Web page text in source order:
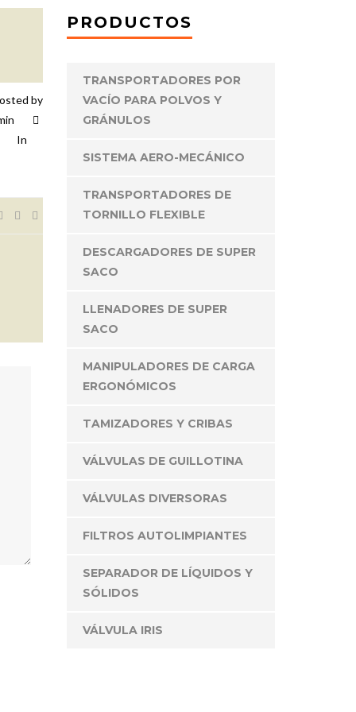
by
In
PRODUCTOS
TRANSPORTADORES POR
VACÍO PARA POLVOS Y
GRÁNULOS
SISTEMA AERO-MECÁNICO
TRANSPORTADORES DE
TORNILLO FLEXIBLE
DESCARGADORES DE SUPER
SACO
LLENADORES DE SUPER
SACO
MANIPULADORES DE CARGA
ERGONÓMICOS
TAMIZADORES Y CRIBAS
VÁLVULAS DE GUILLOTINA
VÁLVULAS DIVERSORAS
FILTROS AUTOLIMPIANTES
SEPARADOR DE LÍQUIDOS Y
SÓLIDOS
VÁLVULA IRIS
deseas atención personalizada, no dudes en
y con gusto te atenderemos.
Av. Hércules 550. Bodega 44
Ind. Poligono Empresarial
Rosa Jauregui, Qro. México.